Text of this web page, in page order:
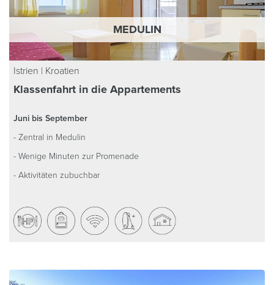
MEDULIN
Istrien | Kroatien
Klassenfahrt in die Appartements
Juni bis September
- Zentral in Medulin
- Wenige Minuten zur Promenade
- Aktivitäten zubuchbar